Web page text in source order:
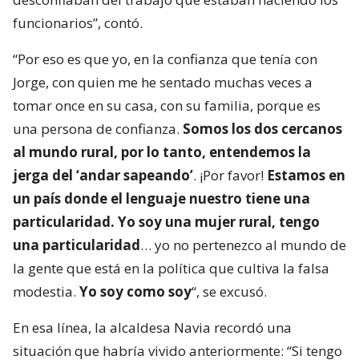
funcionarios”, contó.
“Por eso es que yo, en la confianza que tenía con
Jorge, con quien me he sentado muchas veces a
tomar once en su casa, con su familia, porque es
una persona de confianza. Somos los dos cercanos
al mundo rural, por lo tanto, entendemos la
jerga del ‘andar sapeando’. ¡Por favor! Estamos en
un país donde el lenguaje nuestro tiene una
particularidad. Yo soy una mujer rural, tengo
una particularidad… yo no pertenezco al mundo de
la gente que está en la política que cultiva la falsa
modestia. Yo soy como soy“, se excusó.
En esa línea, la alcaldesa Navia recordó una
situación que habría vivido anteriormente: “Si tengo